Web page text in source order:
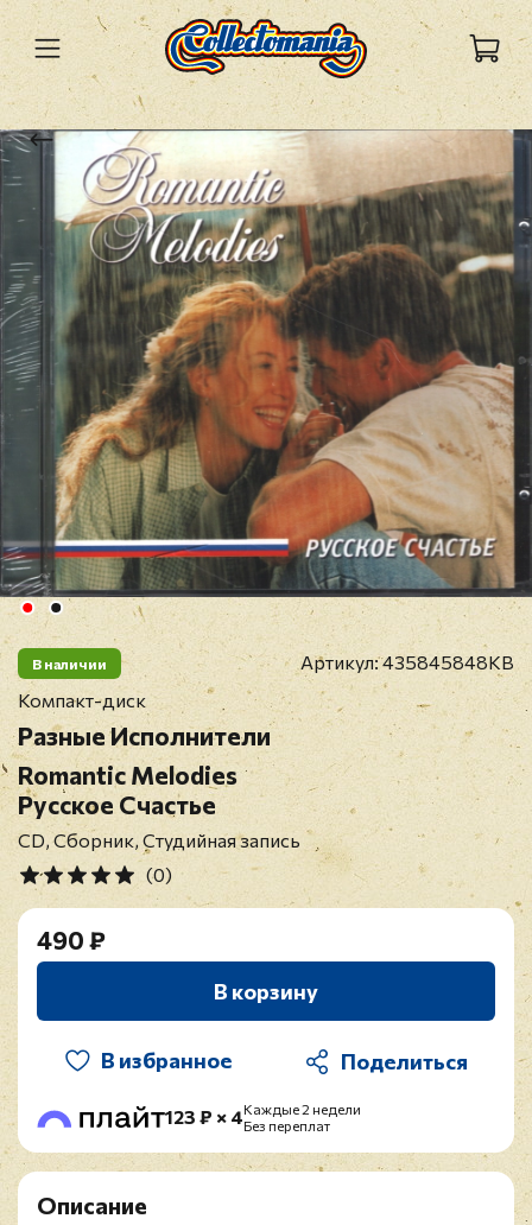
В наличии Артикул:435845848KB
Компакт-диск
Разные Исполнители
Romantic Melodies
Русское Счастье
CD, Сборник, Студийная запись
(0)
490 ₽
В корзину
В избранное
123 ₽ × 4Каждые 2 недели
Без переплат
Описание